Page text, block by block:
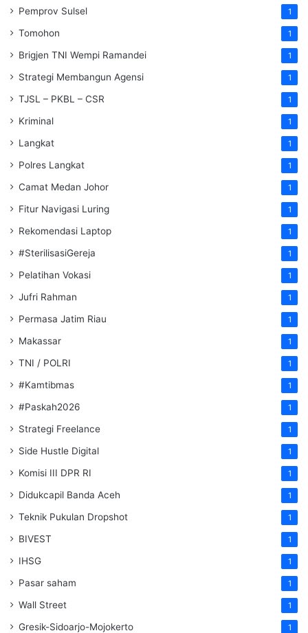
Pemprov Sulsel 1
Tomohon 1
Brigjen TNI Wempi Ramandei 1
Strategi Membangun Agensi 1
TJSL – PKBL – CSR 1
Kriminal 1
Langkat 1
Polres Langkat 1
Camat Medan Johor 1
Fitur Navigasi Luring 1
Rekomendasi Laptop 1
#SterilisasiGereja 1
Pelatihan Vokasi 1
Jufri Rahman 1
Permasa Jatim Riau 1
Makassar 1
TNI / POLRI 1
#Kamtibmas 1
#Paskah2026 1
Strategi Freelance 1
Side Hustle Digital 1
Komisi III DPR RI 1
Didukcapil Banda Aceh 1
Teknik Pukulan Dropshot 1
BIVEST 1
IHSG 1
Pasar saham 1
Wall Street 1
Gresik-Sidoarjo-Mojokerto 1